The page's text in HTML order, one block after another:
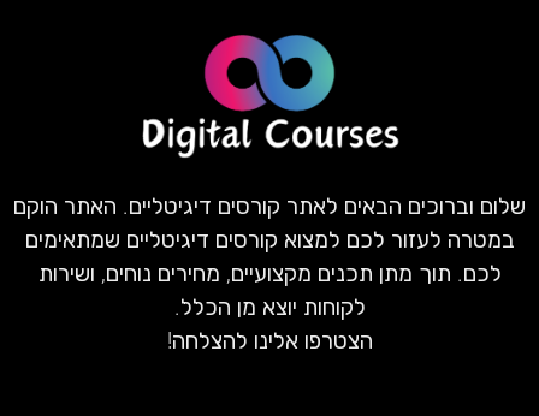
שלום וברוכים הבאים לאתר קורסים דיגיטליים. האתר הוקם
במטרה לעזור לכם למצוא קורסים דיגיטליים שמתאימים
לכם. תוך מתן תכנים מקצועיים, מחירים נוחים, ושירות
לקוחות יוצא מן הכלל.
הצטרפו אלינו להצלחה!